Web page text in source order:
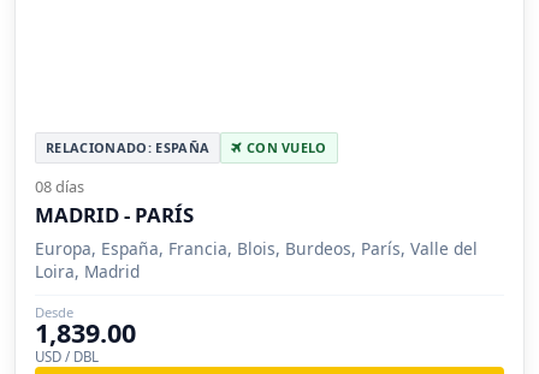
RELACIONADO: ESPAÑA CON VUELO
08 días
MADRID - PARÍS
Europa, España, Francia, Blois, Burdeos, París, Valle del
Loira, Madrid
Desde
1,839.00
USD / DBL